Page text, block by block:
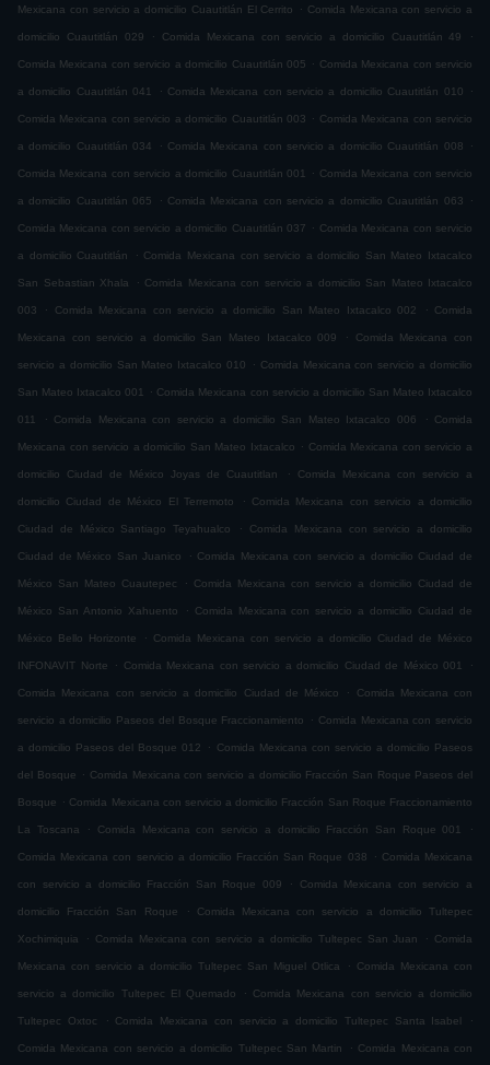
Mexicana con servicio a domicilio Cuautitlán El Cerrito . Comida Mexicana con servicio a
domicilio Cuautitlán 029 . Comida Mexicana con servicio a domicilio Cuautitlán 49 .
Comida Mexicana con servicio a domicilio Cuautitlán 005 . Comida Mexicana con servicio
a domicilio Cuautitlán 041 . Comida Mexicana con servicio a domicilio Cuautitlán 010 .
Comida Mexicana con servicio a domicilio Cuautitlán 003 . Comida Mexicana con servicio
a domicilio Cuautitlán 034 . Comida Mexicana con servicio a domicilio Cuautitlán 008 .
Comida Mexicana con servicio a domicilio Cuautitlán 001 . Comida Mexicana con servicio
a domicilio Cuautitlán 065 . Comida Mexicana con servicio a domicilio Cuautitlán 063 .
Comida Mexicana con servicio a domicilio Cuautitlán 037 . Comida Mexicana con servicio
a domicilio Cuautitlán . Comida Mexicana con servicio a domicilio San Mateo Ixtacalco
San Sebastian Xhala . Comida Mexicana con servicio a domicilio San Mateo Ixtacalco
003 . Comida Mexicana con servicio a domicilio San Mateo Ixtacalco 002 . Comida
Mexicana con servicio a domicilio San Mateo Ixtacalco 009 . Comida Mexicana con
servicio a domicilio San Mateo Ixtacalco 010 . Comida Mexicana con servicio a domicilio
San Mateo Ixtacalco 001 . Comida Mexicana con servicio a domicilio San Mateo Ixtacalco
011 . Comida Mexicana con servicio a domicilio San Mateo Ixtacalco 006 . Comida
Mexicana con servicio a domicilio San Mateo Ixtacalco . Comida Mexicana con servicio a
domicilio Ciudad de México Joyas de Cuautitlan . Comida Mexicana con servicio a
domicilio Ciudad de México El Terremoto . Comida Mexicana con servicio a domicilio
Ciudad de México Santiago Teyahualco . Comida Mexicana con servicio a domicilio
Ciudad de México San Juanico . Comida Mexicana con servicio a domicilio Ciudad de
México San Mateo Cuautepec . Comida Mexicana con servicio a domicilio Ciudad de
México San Antonio Xahuento . Comida Mexicana con servicio a domicilio Ciudad de
México Bello Horizonte . Comida Mexicana con servicio a domicilio Ciudad de México
INFONAVIT Norte . Comida Mexicana con servicio a domicilio Ciudad de México 001 .
Comida Mexicana con servicio a domicilio Ciudad de México . Comida Mexicana con
servicio a domicilio Paseos del Bosque Fraccionamiento . Comida Mexicana con servicio
a domicilio Paseos del Bosque 012 . Comida Mexicana con servicio a domicilio Paseos
del Bosque . Comida Mexicana con servicio a domicilio Fracción San Roque Paseos del
Bosque . Comida Mexicana con servicio a domicilio Fracción San Roque Fraccionamiento
La Toscana . Comida Mexicana con servicio a domicilio Fracción San Roque 001 .
Comida Mexicana con servicio a domicilio Fracción San Roque 038 . Comida Mexicana
con servicio a domicilio Fracción San Roque 009 . Comida Mexicana con servicio a
domicilio Fracción San Roque . Comida Mexicana con servicio a domicilio Tultepec
Xochimiquia . Comida Mexicana con servicio a domicilio Tultepec San Juan . Comida
Mexicana con servicio a domicilio Tultepec San Miguel Otlica . Comida Mexicana con
servicio a domicilio Tultepec El Quemado . Comida Mexicana con servicio a domicilio
Tultepec Oxtoc . Comida Mexicana con servicio a domicilio Tultepec Santa Isabel .
Comida Mexicana con servicio a domicilio Tultepec San Martin . Comida Mexicana con